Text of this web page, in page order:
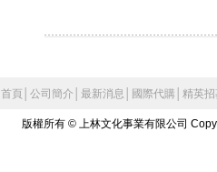
首頁 公司簡介 最新消息 國際代購 精英招
版權所有 © 上林文化事業有限公司